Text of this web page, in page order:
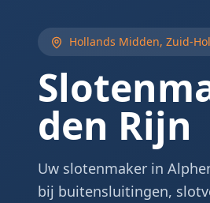
Hollands Midden, Zuid-
den Rijn
Uw slotenmaker in
bij buitensluitingen,